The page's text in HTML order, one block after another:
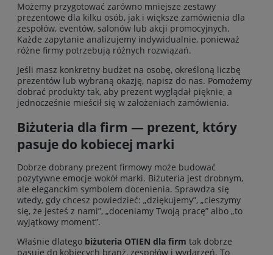
Możemy przygotować zarówno mniejsze zestawy
prezentowe dla kilku osób, jak i większe zamówienia dla
zespołów, eventów, salonów lub akcji promocyjnych.
Każde zapytanie analizujemy indywidualnie, ponieważ
różne firmy potrzebują różnych rozwiązań.
Jeśli masz konkretny budżet na osobę, określoną liczbę
prezentów lub wybraną okazję, napisz do nas. Pomożemy
dobrać produkty tak, aby prezent wyglądał pięknie, a
jednocześnie mieścił się w założeniach zamówienia.
Biżuteria dla firm — prezent, który
pasuje do kobiecej marki
Dobrze dobrany prezent firmowy może budować
pozytywne emocje wokół marki. Biżuteria jest drobnym,
ale eleganckim symbolem docenienia. Sprawdza się
wtedy, gdy chcesz powiedzieć: „dziękujemy”, „cieszymy
się, że jesteś z nami”, „doceniamy Twoją pracę” albo „to
wyjątkowy moment”.
Właśnie dlatego biżuteria OTIEN dla firm tak dobrze
pasuje do kobiecych branż, zespołów i wydarzeń. To